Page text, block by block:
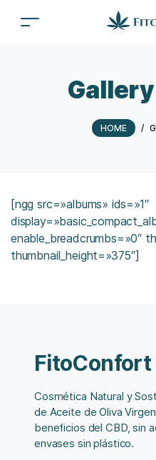
HOME /
[ngg src=»albums» ids=»1″
enable_breadcrumbs=»0″
thumbnail_height=»375″]
FitoConfort
Cosmética Natural y
de Aceite de Oliva
beneficios del CBD, sin
envases sin plástico.